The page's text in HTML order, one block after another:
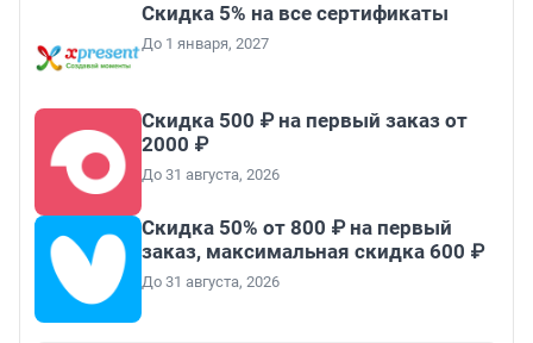
Скидка 5% на все сертификаты
До 1 января, 2027
Скидка 500 ₽ на первый заказ от
2000 ₽
До 31 августа, 2026
Скидка 50% от 800 ₽ на первый
заказ, максимальная скидка 600 ₽
До 31 августа, 2026